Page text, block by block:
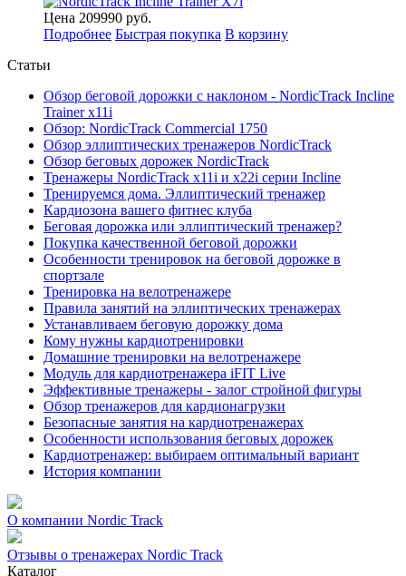
Цена 209990 руб.
Подробнее Быстрая покупка В корзину
Статьи
Обзор беговой дорожки с наклоном - NordicTrack Incline
Trainer x11i
Обзор: NordicTrack Commercial 1750
Обзор эллиптических тренажеров NordicTrack
Обзор беговых дорожек NordicTrack
Тренажеры NordicTrack x11i и x22i серии Incline
Тренируемся дома. Эллиптический тренажер
Кардиозона вашего фитнес клуба
Беговая дорожка или эллиптический тренажер?
Покупка качественной беговой дорожки
Особенности тренировок на беговой дорожке в
спортзале
Тренировка на велотренажере
Правила занятий на эллиптических тренажерах
Устанавливаем беговую дорожку дома
Кому нужны кардиотренировки
Домашние тренировки на велотренажере
Модуль для кардиотренажера iFIT Live
Эффективные тренажеры - залог стройной фигуры
Обзор тренажеров для кардионагрузки
Безопасные занятия на кардиотренажерах
Особенности использования беговых дорожек
Кардиотренажер: выбираем оптимальный вариант
История компании
О компании Nordic Track
Отзывы о тренажерах Nordic Track
Каталог